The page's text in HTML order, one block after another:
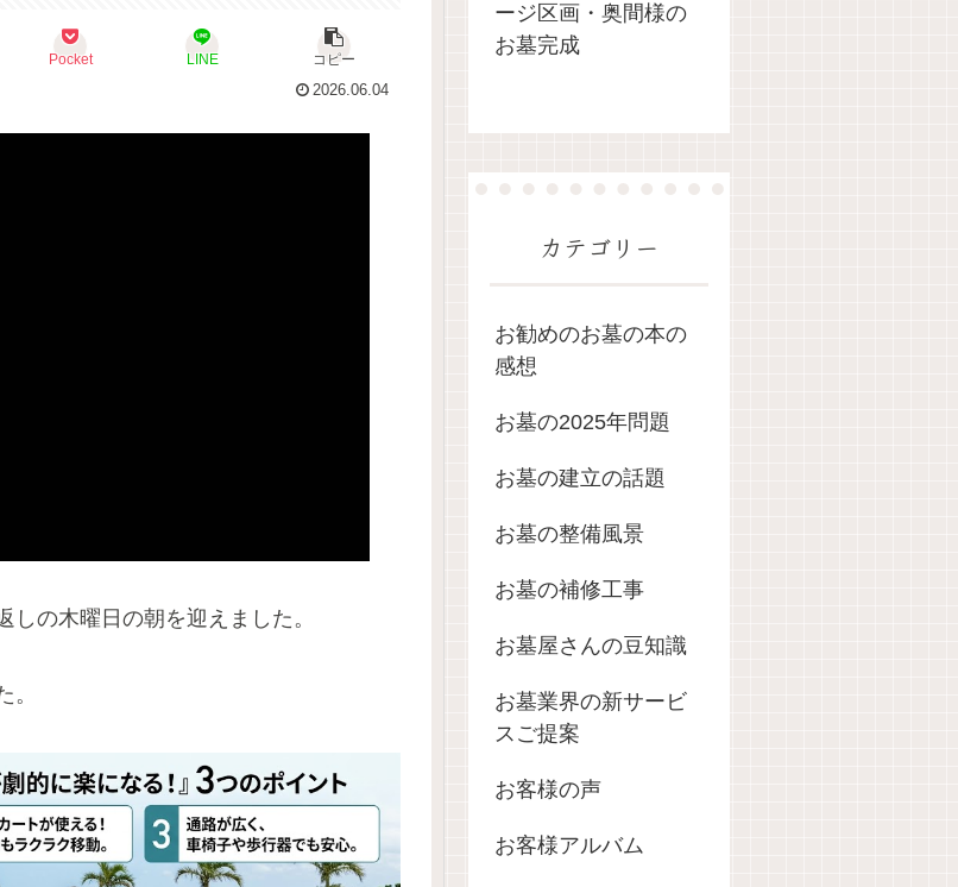
Pocket LINE
コピー
2026.06.04
の木曜日の朝を迎えました。
。
ージ区画・奥間様の
お墓完成
カテゴリー
お勧めのお墓の本の
感想
お墓の2025年問題
お墓の建立の話題
お墓の整備風景
お墓の補修工事
お墓屋さんの豆知識
お墓業界の新サービ
スご提案
お客様の声
お客様アルバム